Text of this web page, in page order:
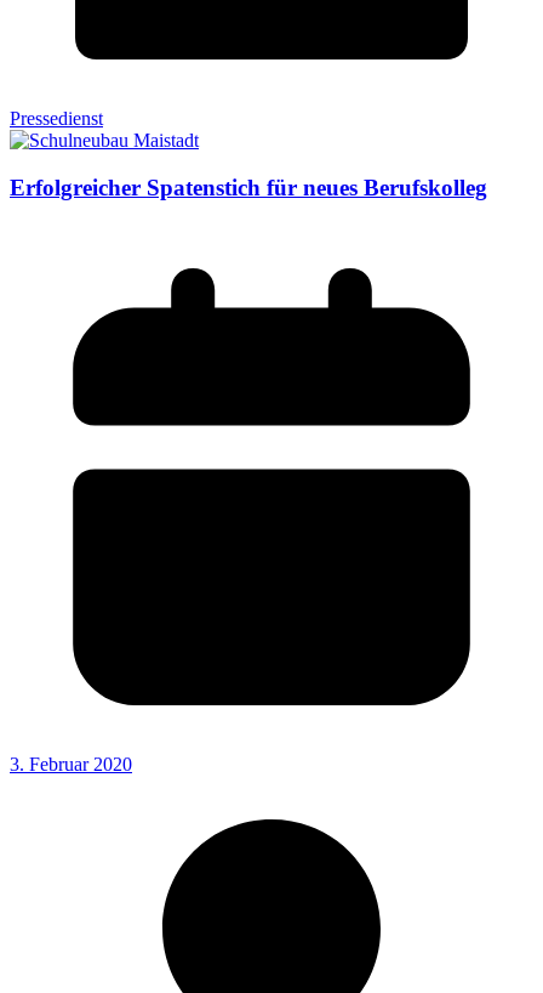
Pressedienst
Erfolgreicher Spatenstich für neues Berufskolleg
3. Februar 2020